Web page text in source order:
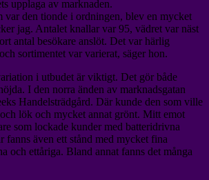
upplaga av marknaden.
var den tionde i ordningen, blev en mycket
jag. Antalet knallar var 95, vädret var näst
antal besökare anslöt. Det var härlig
sortimentet var varierat, säger hon.
i utbudet är viktigt. Det gör både
I den norra änden av marknadsgatan
Handelsträdgård. Där kunde den som ville
lök och mycket annat grönt. Mitt emot
som lockade kunder med batteridrivna
fanns även ett stånd med mycket fina
och ettåriga. Bland annat fanns det många